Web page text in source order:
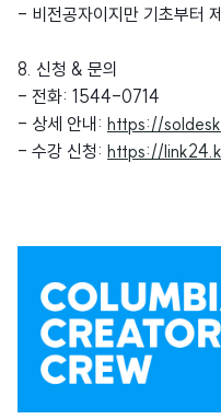
- 비전공자이지만 기초부터
8. 신청 & 문의
- 전화: 1544-0714
- 상세 안내: https://
- 수강 신청: https://